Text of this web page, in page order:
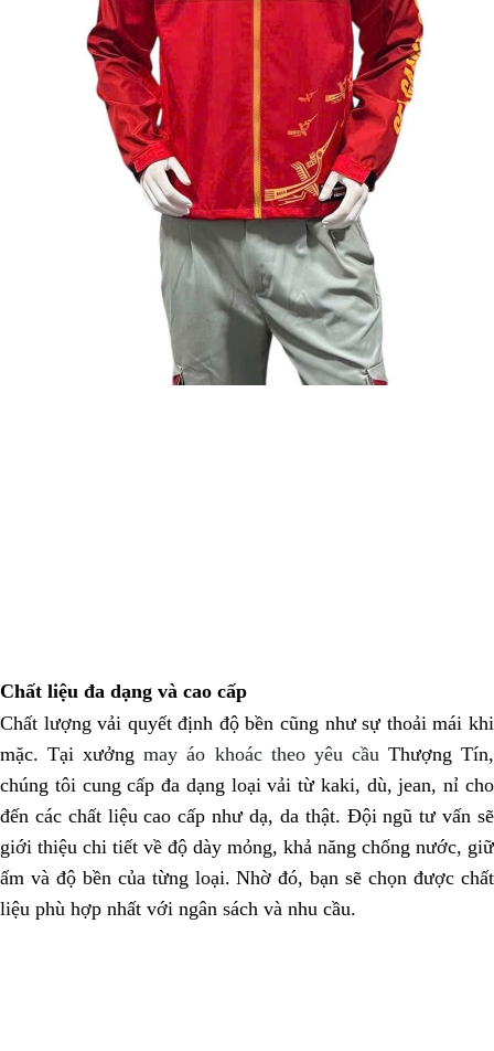
Chất liệu đa dạng và cao cấp
Chất lượng vải quyết định độ bền cũng như sự thoải mái khi
mặc. Tại xưởngmay áo khoác theo yêu cầu Thượng Tín,
chúng tôi cung cấp đa dạng loại vải từ kaki, dù, jean, nỉ cho
đến các chất liệu cao cấp như dạ, da thật. Đội ngũ tư vấn sẽ
giới thiệu chi tiết về độ dày mỏng, khả năng chống nước, giữ
ấm và độ bền của từng loại. Nhờ đó, bạn sẽ chọn được chất
liệu phù hợp nhất với ngân sách và nhu cầu.